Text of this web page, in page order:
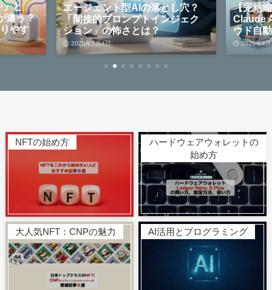
」と
違う？
やす
エージェント型AIの落とし穴？
「間接的プロンプトインジェク
ション」の怖さとは？
2026年5月4日
【完結
Claude
ウド自
2026年4
NFTの始め方
ハードウェアウォレットの
始め方
大人気NFT：CNPの魅力 AI活用とプログラミング